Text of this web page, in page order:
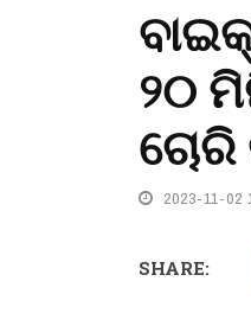
୨୦
ଚୋରି
2023-11-02
SHARE: